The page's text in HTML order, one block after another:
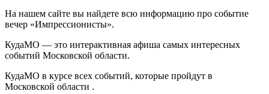
На нашем сайте вы найдете всю информацию про событие
вечер «Импрессионисты».
КудаМО — это интерактивная афиша самых интересных
событий Московской области.
КудаМО в курсе всех событий, которые пройдут в
Московской области .